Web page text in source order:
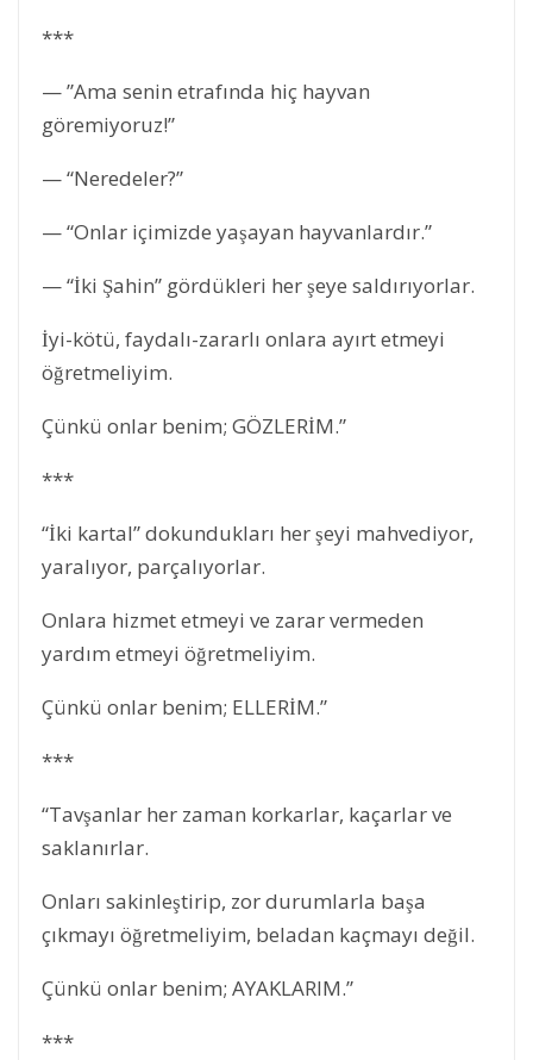
***
— ”Ama senin etrafında hiç hayvan
göremiyoruz!”
— “Neredeler?”
— “Onlar içimizde yaşayan hayvanlardır.”
— “İki Şahin” gördükleri her şeye saldırıyorlar.
İyi-kötü, faydalı-zararlı onlara ayırt etmeyi
öğretmeliyim.
Çünkü onlar benim; GÖZLERİM.”
***
“İki kartal” dokundukları her şeyi mahvediyor,
yaralıyor, parçalıyorlar.
Onlara hizmet etmeyi ve zarar vermeden
yardım etmeyi öğretmeliyim.
Çünkü onlar benim; ELLERİM.”
***
“Tavşanlar her zaman korkarlar, kaçarlar ve
saklanırlar.
Onları sakinleştirip, zor durumlarla başa
çıkmayı öğretmeliyim, beladan kaçmayı değil.
Çünkü onlar benim; AYAKLARIM.”
***